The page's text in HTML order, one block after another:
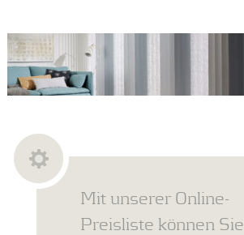
Mit unserer Online-
Preisliste können Sie